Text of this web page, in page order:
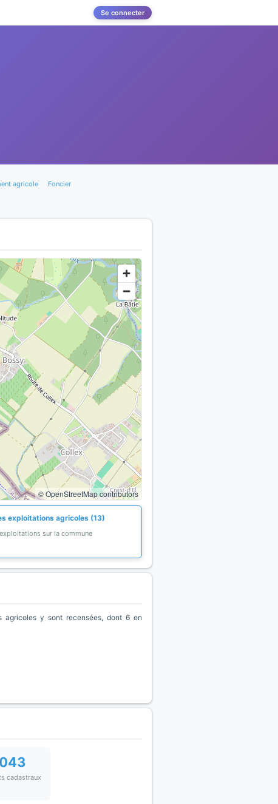
Se connecter
agricole
Foncier
© OpenStreetMap contributors
exploitations agricoles (13)
sur la commune
agricoles y sont recensées, dont 6 en
cadastraux